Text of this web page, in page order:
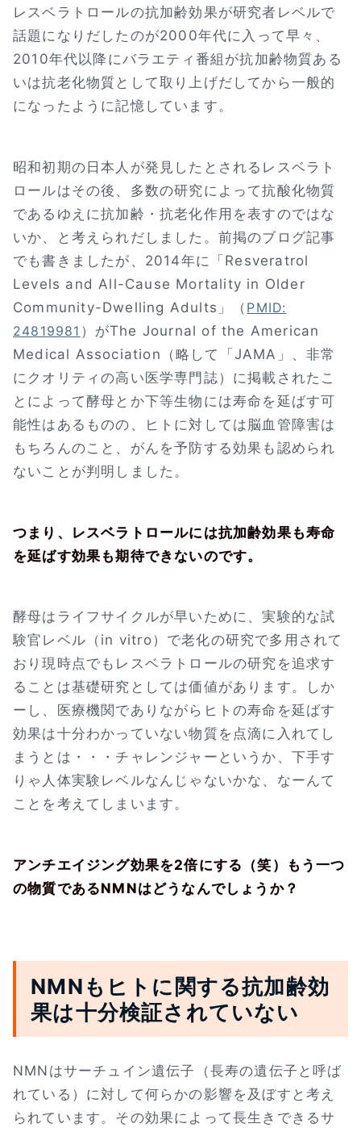
レスベラトロールの抗加齢効果が研究者レベルで
話題になりだしたのが2000年代に入って早々、
2010年代以降にバラエティ番組が抗加齢物質ある
いは抗老化物質として取り上げだしてから一般的
になったように記憶しています。
昭和初期の日本人が発見したとされるレスベラト
ロールはその後、多数の研究によって抗酸化物質
であるゆえに抗加齢・抗老化作用を表すのではな
いか、と考えられだしました。前掲のブログ記事
でも書きましたが、2014年に「Resveratrol
Levels and All-Cause Mortality in Older
Community-Dwelling Adults」（ PMID:
24819981 ）がThe Journal of the American
Medical Association（略して「JAMA」、非常
にクオリティの高い医学専門誌）に掲載されたこ
とによって酵母とか下等生物には寿命を延ばす可
能性はあるものの、ヒトに対しては脳血管障害は
もちろんのこと、がんを予防する効果も認められ
ないことが判明しました。
つまり、レスベラトロールには抗加齢効果も寿命
を延ばす効果も期待できないのです。
酵母はライフサイクルが早いために、実験的な試
験官レベル（in vitro）で老化の研究で多用されて
おり現時点でもレスベラトロールの研究を追求す
ることは基礎研究としては価値があります。しか
ーし、医療機関でありながらヒトの寿命を延ばす
効果は十分わかっていない物質を点滴に入れてし
まうとは・・・チャレンジャーというか、下手す
りゃ人体実験レベルなんじゃないかな、なーんて
ことを考えてしまいます。
アンチエイジング効果を2倍にする（笑）もう一つ
の物質であるNMNはどうなんでしょうか？
NMNもヒトに関する抗加齢効
果は十分検証されていない
NMNはサーチュイン遺伝子（長寿の遺伝子と呼ば
れている）に対して何らかの影響を及ぼすと考え
られています。その効果によって長生きできるサ